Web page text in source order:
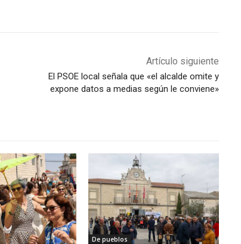
Artículo siguiente
El PSOE local señala que «el alcalde omite y
expone datos a medias según le conviene»
De pueblos